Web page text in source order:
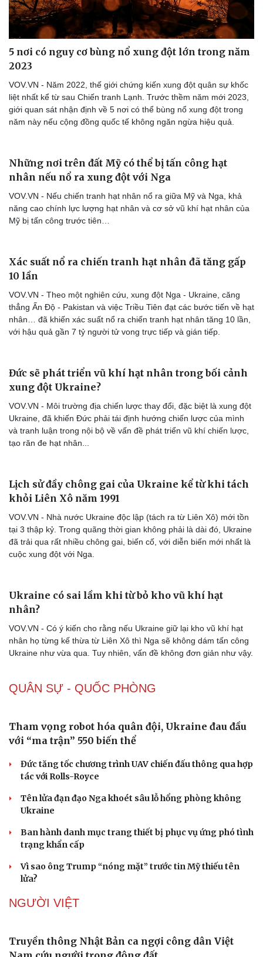
Doanh nghiệp
Thông tin doanh nghiệp
Doanh nghiệp 24h
Doanh nhân
Vì cộng đồng
Công nghệ
Tin Công nghệ
Trải nghiệm
Chuyển đổi số
Sức khỏe
Dinh dưỡng - món ngon
Cây thuốc
Nam khoa
5 nơi có nguy cơ bùng nổ xung đột lớn trong năm
2023
VOV.VN - Năm 2022, thế giới chứng kiến xung đột quân sự khốc
liệt nhất kể từ sau Chiến tranh Lạnh. Trước thềm năm mới 2023,
giới quan sát nhận định về 5 nơi có thể bùng nổ xung đột trong
năm này nếu cộng đồng quốc tế không ngăn ngừa hiệu quả.
Những nơi trên đất Mỹ có thể bị tấn công hạt
nhân nếu nổ ra xung đột với Nga
VOV.VN - Nếu chiến tranh hạt nhân nổ ra giữa Mỹ và Nga, khả
năng cao chính lực lượng hạt nhân và cơ sở vũ khí hạt nhân của
Mỹ bị tấn công trước tiên…
Xác suất nổ ra chiến tranh hạt nhân đã tăng gấp
10 lần
VOV.VN - Theo một nghiên cứu, xung đột Nga - Ukraine, căng
thẳng Ấn Độ - Pakistan và việc Triều Tiên đạt các bước tiến về hạt
nhân… đã khiến xác suất nổ ra chiến tranh hạt nhân tăng 10 lần,
với hậu quả gần 7 tỷ người tử vong trực tiếp và gián tiếp.
Đức sẽ phát triển vũ khí hạt nhân trong bối cảnh
xung đột Ukraine?
VOV.VN - Môi trường địa chiến lược thay đổi, đặc biệt là xung đột
Ukraine, đã khiến Đức phải tái định hướng chiến lược của mình
và tranh luận trong nội bộ về vấn đề phát triển vũ khí chiến lược,
tạo răn đe hạt nhân...
Lịch sử đầy chông gai của Ukraine kể từ khi tách
khỏi Liên Xô năm 1991
VOV.VN - Nhà nước Ukraine độc lập (tách ra từ Liên Xô) mới tồn
tại 3 thập kỷ. Trong quãng thời gian không phải là dài đó, Ukraine
đã trải qua rất nhiều chông gai, biến cố, với diễn biến mới nhất là
cuộc xung đột với Nga.
Ukraine có sai lầm khi từ bỏ kho vũ khí hạt
nhân?
VOV.VN - Có ý kiến cho rằng nếu Ukraine giữ lại kho vũ khí hạt
nhân họ từng kế thừa từ Liên Xô thì Nga sẽ không dám tấn công
Ukraine như vừa qua. Tuy nhiên, vấn đề không đơn giản như vậy.
QUÂN SỰ - QUỐC PHÒNG
Tham vọng robot hóa quân đội, Ukraine đau đầu
với “ma trận” 550 biến thể
Đức tăng tốc chương trình UAV chiến đấu thông qua hợp
tác với Rolls-Royce
Tên lửa đạn đạo Nga khoét sâu lỗ hổng phòng không
Ukraine
Ban hành danh mục trang thiết bị phục vụ ứng phó tình
trạng khẩn cấp
Vì sao ông Trump “nóng mặt” trước tin Mỹ thiếu tên
lửa?
NGƯỜI VIỆT
Truyền thông Nhật Bản ca ngợi công dân Việt